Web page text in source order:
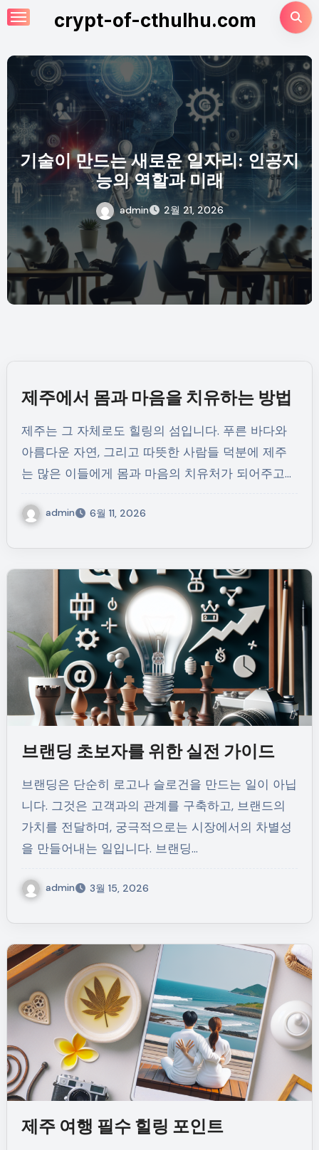
Skip
to
crypt-of-cthulhu.com
기술이 만드는 새로운 일자리: 인공지
능의 역할과 미래
admin 2월 21, 2026
제주에서 몸과 마음을 치유하는 방법
제주는 그 자체로도 힐링의 섬입니다. 푸른 바다와
아름다운 자연, 그리고 따뜻한 사람들 덕분에 제주
는 많은 이들에게 몸과 마음의 치유처가 되어주고…
admin 6월 11, 2026
브랜딩 초보자를 위한 실전 가이드
브랜딩은 단순히 로고나 슬로건을 만드는 일이 아닙
니다. 그것은 고객과의 관계를 구축하고, 브랜드의
가치를 전달하며, 궁극적으로는 시장에서의 차별성
을 만들어내는 일입니다. 브랜딩…
admin 3월 15, 2026
제주 여행 필수 힐링 포인트